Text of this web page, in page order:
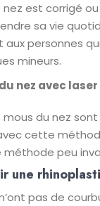
nez est corrigé
sa vie
aux personnes
mineurs.
nez avec laser
mous du nez
cette
méthode peu
une
pas de